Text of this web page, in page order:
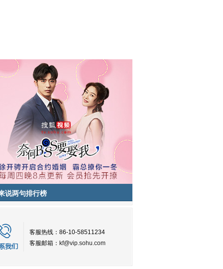
说两句排行榜
客服热线：86-10-58511234
客服邮箱： kf@vip.sohu.com